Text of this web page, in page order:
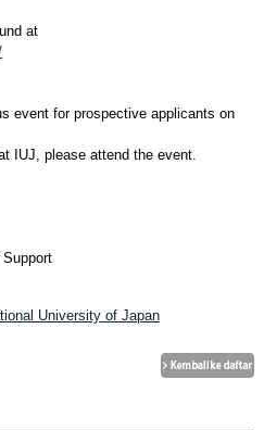
at
event for prospective applicants on
IUJ, please attend the event.
University of Japan